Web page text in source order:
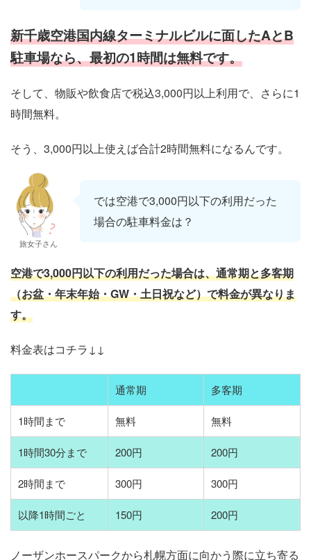
新千歳空港国内線ターミナルビルに面したAとB
駐車場なら、最初の1時間は無料です。
そして、物販や飲食店で税込3,000円以上利用で、さらに1
時間無料。
そう、3,000円以上使えば合計2時間無料になるんです。
旅女子さん
では空港で3,000円以下の利用だった
場合の駐車料金は？
空港で3,000円以下の利用だった場合は、通常期と多客期
（お盆・年末年始・GW・土日祝など）で料金が異なりま
す。
料金表はコチラ↓↓
通常期 多客期
1時間まで 無料 無料
1時間30分まで 200円 200円
2時間まで 300円 300円
以降1時間ごと 150円 200円
ノーザンホースパークから札幌方面に向かう際に立ち寄る